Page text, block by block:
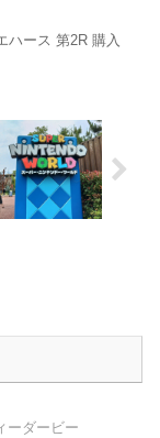
ハース 第2R 購入
ーダービー